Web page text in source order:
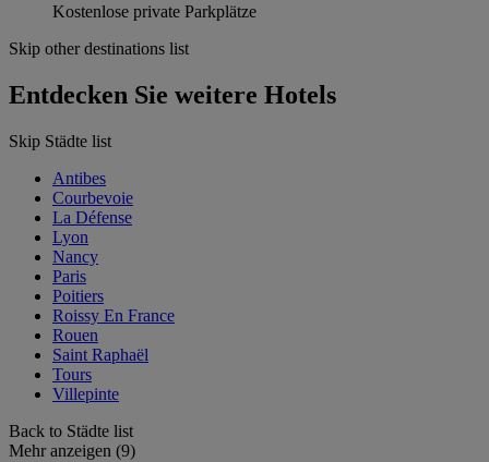
Kostenlose private Parkplätze
Skip other destinations list
Entdecken Sie weitere Hotels
Skip Städte list
Antibes
Courbevoie
La Défense
Lyon
Nancy
Paris
Poitiers
Roissy En France
Rouen
Saint Raphaël
Tours
Villepinte
Back to Städte list
Mehr anzeigen (9)